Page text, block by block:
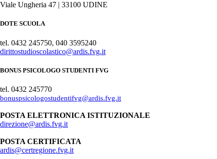
Viale Ungheria 47 | 33100 UDINE
DOTE SCUOLA
tel. 0432 245750, 040 3595240
dirittostudioscolastico@ardis.fvg.it
BONUS PSICOLOGO STUDENTI FVG
tel. 0432 245770
bonuspsicologostudentifvg@ardis.fvg.it
POSTA ELETTRONICA ISTITUZIONALE
direzione@ardis.fvg.it
POSTA CERTIFICATA
ardis@certregione.fvg.it